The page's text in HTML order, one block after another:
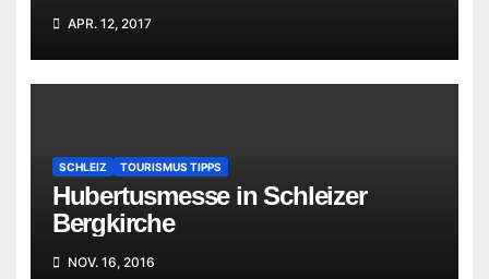
APR. 12, 2017
SCHLEIZ TOURISMUS TIPPS
Hubertusmesse in Schleizer
Bergkirche
NOV. 16, 2016